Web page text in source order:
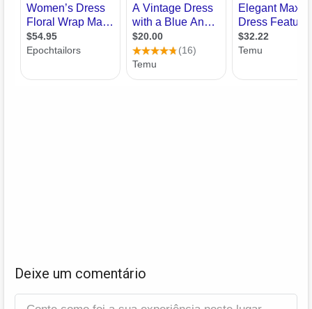
Deixe um comentário